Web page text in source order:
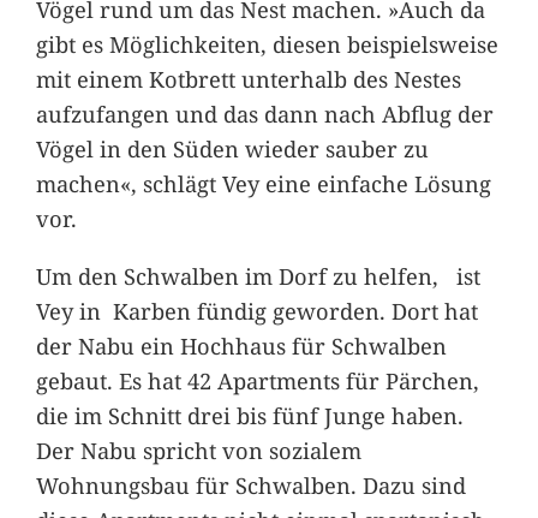
Vögel rund um das Nest machen. »Auch da
gibt es Möglichkeiten, diesen beispielsweise
mit einem Kotbrett unterhalb des Nestes
aufzufangen und das dann nach Abflug der
Vögel in den Süden wieder sauber zu
machen«, schlägt Vey eine einfache Lösung
vor.
Um den Schwalben im Dorf zu helfen, ist
Vey in Karben fündig geworden. Dort hat
der Nabu ein Hochhaus für Schwalben
gebaut. Es hat 42 Apartments für Pärchen,
die im Schnitt drei bis fünf Junge haben.
Der Nabu spricht von sozialem
Wohnungsbau für Schwalben. Dazu sind